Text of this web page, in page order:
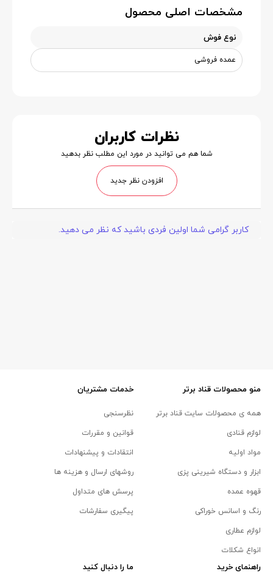
مشخصات اصلی محصول
نوع فوش
عمده فروشی
نظرات کاربران
شما هم می توانید در مورد این مطلب نظر بدهید
افزودن نظر جدید
کاربر گرامی شما اولین فردی باشید که نظر می دهید.
منو محصولات قناد برتر
همه ی محصولات سایت قناد برتر
لوازم قنادی
مواد اولیه
ابزار و دستگاه شیرینی پزی
قهوه عمده
رنگ و اسانس خوراکی
لوازم عطاری
انواع شکلات
خدمات مشتریان
نظرسنجی
قوانین و مقررات
انتقادات و پیشنهادات
روشهای ارسال و هزینه ها
پرسش های متداول
پیگیری سفارشات
راهنمای خرید ما را دنبال کنید